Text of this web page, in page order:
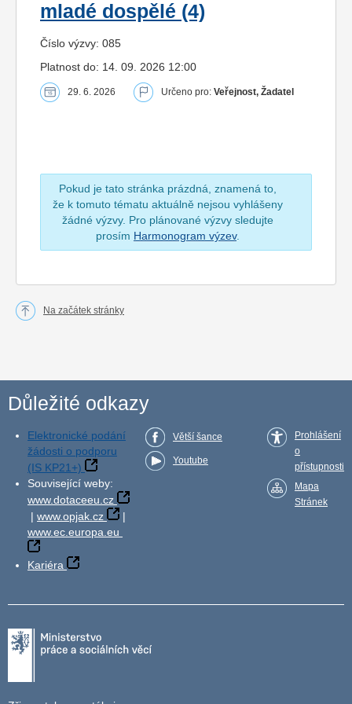
mladé dospělé (4)
Číslo výzvy: 085
Platnost do: 14. 09. 2026 12:00
29. 6. 2026 Určeno pro: Veřejnost, Žadatel
Pokud je tato stránka prázdná, znamená to,
že k tomuto tématu aktuálně nejsou vyhlášeny
žádné výzvy. Pro plánované výzvy sledujte
prosím Harmonogram výzev.
Na začátek stránky
Důležité odkazy
Elektronické podání
žádosti o podporu
(IS KP21+)
Související weby:
www.dotaceeu.cz
| www.opjak.cz
|
www.ec.europa.eu
Kariéra
Větší šance
Youtube
Prohlášení
o
přístupnosti
Mapa
Stránek